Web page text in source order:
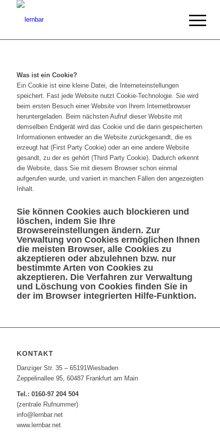
Was ist ein Cookie?
Ein Cookie ist eine kleine Datei, die Interneteinstellungen
speichert. Fast jede Website nutzt Cookie-Technologie. Sie wird
beim ersten Besuch einer Website von Ihrem Internetbrowser
heruntergeladen. Beim nächsten Aufruf dieser Website mit
demselben Endgerät wird das Cookie und die darin gespeicherten
Informationen entweder an die Website zurückgesandt, die es
erzeugt hat (First Party Cookie) oder an eine andere Website
gesandt, zu der es gehört (Third Party Cookie). Dadurch erkennt
die Website, dass Sie mit diesem Browser schon einmal
aufgerufen wurde, und variiert in manchen Fällen den angezeigten
Inhalt.
Sie können Cookies auch blockieren und
löschen, indem Sie Ihre
Browsereinstellungen ändern. Zur
Verwaltung von Cookies ermöglichen Ihnen
die meisten Browser, alle Cookies zu
akzeptieren oder abzulehnen bzw. nur
bestimmte Arten von Cookies zu
akzeptieren. Die Verfahren zur Verwaltung
und Löschung von Cookies finden Sie in
der im Browser integrierten Hilfe-Funktion.
KONTAKT
Danziger Str. 35 – 65191Wiesbaden
Zeppelinallee 95, 60487 Frankfurt am Main
Tel.: 0160-97 204 504
(zentrale Rufnummer)
info@lernbar.net
www.lernbar.net